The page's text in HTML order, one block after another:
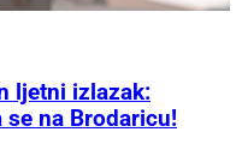
ljetni izlazak:
se na Brodaricu!